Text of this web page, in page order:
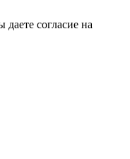
согласие на